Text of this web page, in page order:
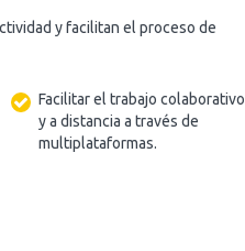
y facilitan el proceso de
Facilitar el trabajo colaborativo
y a distancia a través de
multiplataformas.